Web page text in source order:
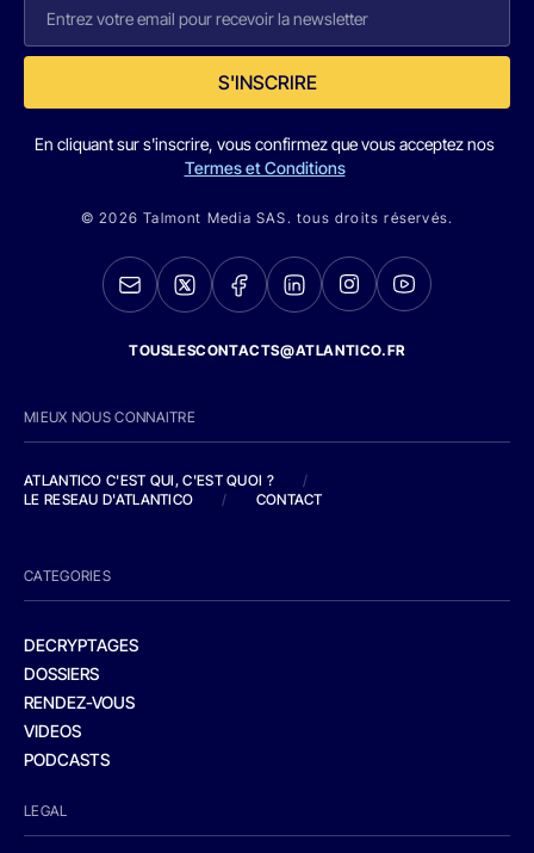
S'INSCRIRE
En cliquant sur s'inscrire, vous confirmez que vous acceptez nos
Termes et Conditions
© 2026 Talmont Media SAS. tous droits réservés.
TOUSLESCONTACTS@ATLANTICO.FR
MIEUX NOUS CONNAITRE
ATLANTICO C'EST QUI, C'EST QUOI ?
/
LE RESEAU D'ATLANTICO
/ CONTACT
CATEGORIES
DECRYPTAGES
DOSSIERS
RENDEZ-VOUS
VIDEOS
PODCASTS
LEGAL